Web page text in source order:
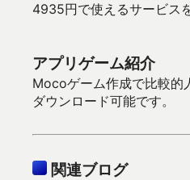
4935円で使えるサービス
アプリゲーム紹介
Mocoゲーム作成で比較的
ダウンロード可能です。
関連ブログ